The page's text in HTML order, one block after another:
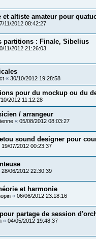
et altiste amateur pour
11/2012 08:42:27
partitions : Finale, Sibelius
11/2012 21:26:03
« 30/10/2012 19:28:58
pour du mockup ou du
2012 11:12:28
/ arrangeur
« 05/08/2012 08:03:27
sound designer pour
19/07/2012 00:23:37
28/06/2012 22:30:39
et harmonie
« 06/06/2012 23:18:16
partage de session
« 04/05/2012 19:48:37